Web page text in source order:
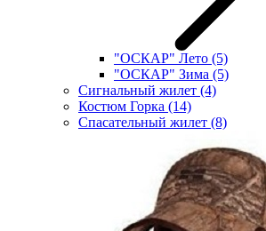
"ОСКАР" Лето (5)
"ОСКАР" Зима (5)
Сигнальный жилет (4)
Костюм Горка (14)
Спасательный жилет (8)